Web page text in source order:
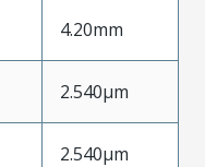
4.20mm
2.540µm
2.540µm